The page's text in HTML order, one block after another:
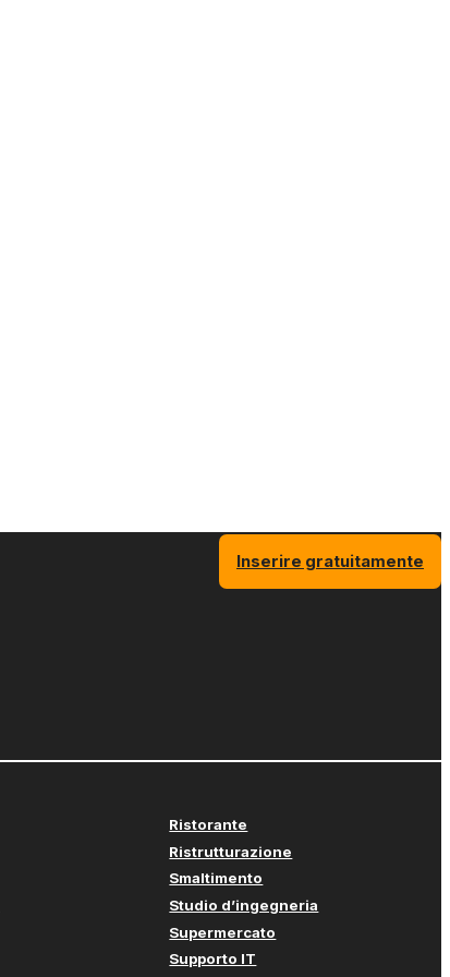
Inserire gratuitamente
Ristorante
Ristrutturazione
Smaltimento
Studio d’ingegneria
Supermercato
Supporto IT